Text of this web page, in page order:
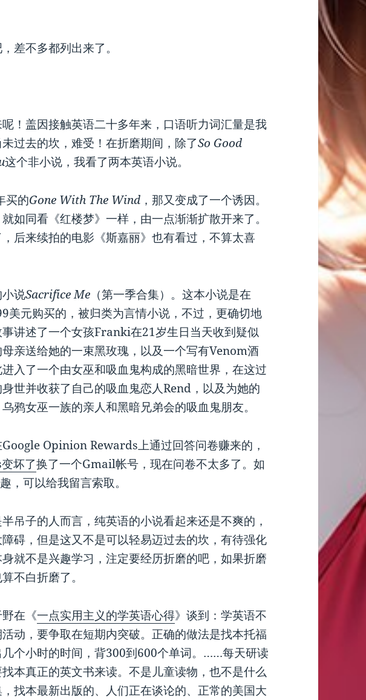
差不多都列出来了。
！盖因接触英语二十多年来，口语听力词汇量是我
过去的坎，难受！在折磨期间，除了So Good
这个非小说，我看了两本英语小说。
买的Gone With The Wind ，那又变成了一个诱因。
如同看《红楼梦》一样，由一点渐渐扩散开来了。
后来续拍的电影《斯嘉丽》也有看过，不算太喜
说Sacrifice Me （第一季合集）。这本小说是在
美元购买的，被归类为言情小说，不过，更确切地
讲述了一个女孩Franki在21岁生日当天收到疑似
亲送给她的一束黑玫瑰，以及一个写有Venom酒
入了一个由女巫和吸血鬼构成的黑暗世界，在这过
世并收获了自己的吸血鬼恋人Rend，以及为她的
鸦女巫一族的亲人和黑暗兄弟会的吸血鬼朋友。
Opinion Rewards上通过回答问卷赚来的，
坏了换了一个Gmail帐号，现在问卷不太多了。如
，可以给我留言索取。
吊子的人而言，纯英语的小说看起来还是不爽的，
碍，但是这又不是可以轻易迈过去的坎，有待强化
就不是兴趣学习，注定要经历折磨的吧，如果折磨
不白折磨了。
在《一点实用主义的学英语心得》谈到：学英语不
动，要争取在短期内突破。正确的做法是找本托福
几个小时的时间，背300到600个单词。……每天研读
本真正的英文书来读。不是儿童读物，也不是什么
找本最新出版的、人们正在谈论的、正常的美国大